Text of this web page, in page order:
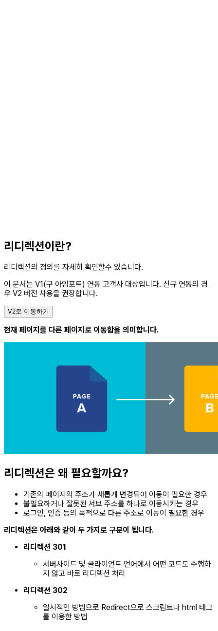
리디렉션이란?
리디렉션의 정의를 자세히 확인할수 있습니다.
이 문서는 V1(구 아임포트) 연동 고객사 대상입니다. 신규 연동의 경
우 V2 버전 사용을 권장합니다.
V2로 이동하기
현재 페이지를 다른 페이지로 이동함을 의미합니다.
리디렉션은 왜 필요할까요?
기존의 페이지의 주소가 새롭게 변경되어 이동이 필요한 경우
불필요하거나 잘못된 서브 주소를 하나로 이동시키는 경우
로그인, 인증 등의 목적으로 다른 주소로 이동이 필요한 경우
리디렉션은 아래와 같이 두 가지로 구분이 됩니다.
리디렉션 301
서버사이드 및 클라이언트 언어에서 어떤 코드도 수행하
지 않고 바로 리디렉션 처리
리디렉션 302
일시적인 방법으로 Redirect으로 스크립트나 html 태그
를 이용한 방법